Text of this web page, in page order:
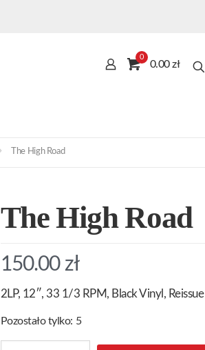
0
0.00 zł
The High Road
The High Road
150.00 zł
2LP, 12″, 33 1/3 RPM, Black Vinyl, Reissue
Pozostało tylko: 5